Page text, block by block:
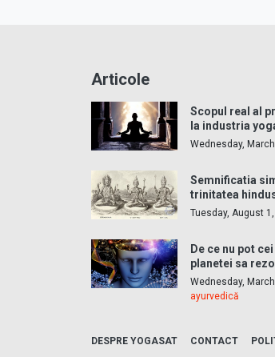
Articole
Scopul real al
la industria
Wednesday,
Semnificatia
trinitatea
Tuesday, August
De ce nu pot
planetei sa
Wednesday,
ayurvedică
DESPRE YOGASAT CONTACT